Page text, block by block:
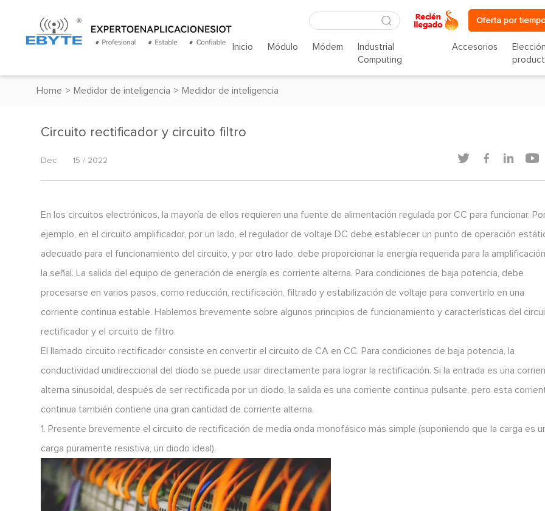
Oferta por
Inicio Módulo Módem
Industrial
Computing
Accesorios
Home > Medidor de inteligencia > Medidor de inteligencia
Circuito rectificador y circuito filtro
Dec 15 / 2022    
En los circuitos electrónicos, la mayoría de ellos requieren una fuente de alimentación regulada por CC para funcionar.
ejemplo, en el circuito amplificador, por un lado, el regulador de voltaje DC debe establecer un punto de operación
adecuado para el funcionamiento del circuito, y por otro lado, debe proporcionar la energía requerida para la
la señal. La salida del equipo de generación de energía es corriente alterna. Para condiciones de baja potencia, debe
procesarse en varios pasos, como reducción, rectificación, filtrado y estabilización de voltaje para convertirlo en una
corriente continua estable. Hablemos brevemente sobre algunos principios de funcionamiento y características del
rectificador y el circuito de filtro.
El llamado circuito rectificador consiste en convertir el circuito de CA en CC. Para condiciones de baja potencia, la
conductividad unidireccional del diodo se puede usar directamente para lograr la rectificación. Si la entrada es una
alterna sinusoidal, después de ser rectificada por un diodo, la salida es una corriente continua pulsante, pero esta
continua también contiene una gran cantidad de corriente alterna.
1. Presente brevemente el circuito de rectificación de media onda monofásico más simple (suponiendo que la carga es
carga puramente resistiva, un diodo ideal).